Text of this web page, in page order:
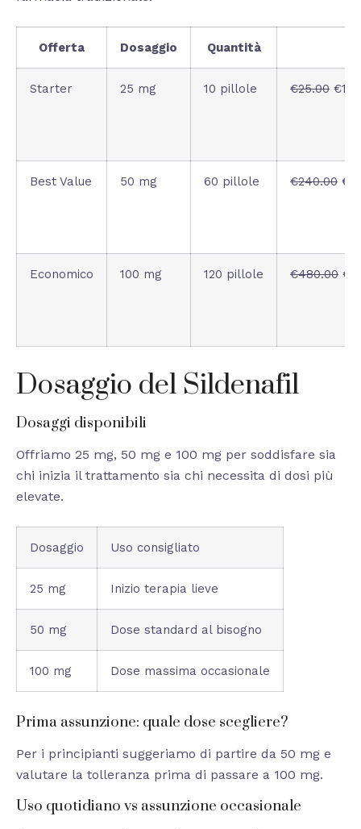
Offerta Dosaggio Quantità
Starter 25 mg 10 pillole €25.00
Best Value 50 mg 60 pillole €240.00
Economico 100 mg 120 pillole €480.00
Dosaggio del Sildenafil
Dosaggi disponibili
Offriamo 25 mg, 50 mg e 100 mg per soddisfare sia
chi inizia il trattamento sia chi necessita di dosi più
elevate.
Dosaggio Uso consigliato
25 mg Inizio terapia lieve
50 mg Dose standard al bisogno
100 mg Dose massima occasionale
Prima assunzione: quale dose scegliere?
Per i principianti suggeriamo di partire da 50 mg e
valutare la tolleranza prima di passare a 100 mg.
Uso quotidiano vs assunzione occasionale